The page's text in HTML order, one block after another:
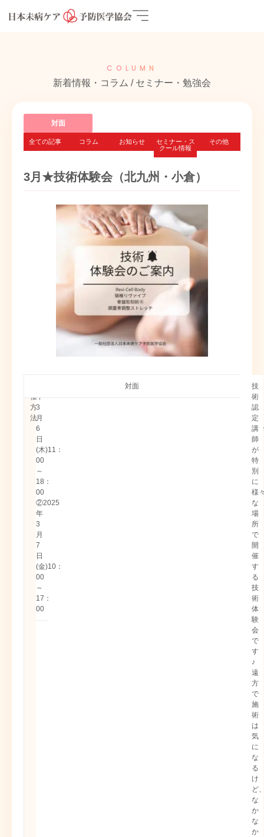
COLUMN
新着情報・コラム / セミナー・勉強会
対面
全ての記事 コラム お知らせ セミナー・ス
クール情報
その他
3月★技術体験会（北九州・小倉）
催
日
時
年
3
月
6
日
(木)11：
00
～
18：
00
②2025
年
3
月
7
日
(金)10：
00
～
17：
00
催
方
法
対面
会
場
シ
ェ
ア
サ
ロ
ン
み
ち
ひ
ら
き
講
師
中
川
講
師
野
村
講
師
セ
ミ
ナ
ー
概
要
技
術
認
定
講
師
が
特
別
に
様
な
場
所
で
開
催
す
る
技
術
体
験
会
で
す
♪
遠
方
で
施
術
は
気
に
な
る
け
ど
な
か
な
か